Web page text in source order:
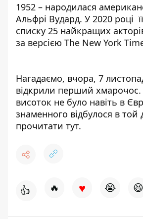
1952 – народилася
Альфрі Вудард. У 2020 році
списку 25 найкращих
за версією The New York
Нагадаємо, вчора, 7
відкрили перший хмарочос
висоток не було навіть в
знаменного відбулося в
прочитати тут.
👍 🔥 ♥ 😭 😆